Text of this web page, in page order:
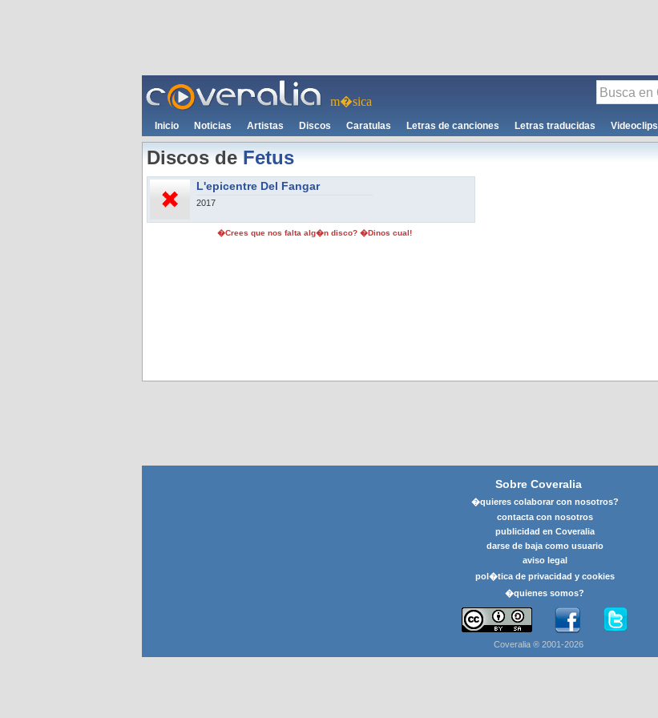
m�sica
Inicio Noticias Artistas Discos Caratulas Letras de canciones Letras traducidas Videoclips
Discos deFetus
L'epicentre Del Fangar
2017
�Crees que nos falta alg�n disco? �Dinos cual!
Sobre Coveralia
�quieres colaborar con nosotros?
contacta con nosotros
publicidad en Coveralia
darse de baja como usuario
aviso legal
pol�tica de privacidad y cookies
�quienes somos?
Coveralia ® 2001-2026